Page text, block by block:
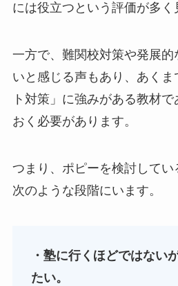
には役立つという評価が多く
一方で、難関校対策や発展
いと感じる声もあり、あくま
ト対策」に強みがある教材
おく必要があります。
つまり、ポピーを検討してい
次のような段階にいます。
・塾に行くほどではない
たい。